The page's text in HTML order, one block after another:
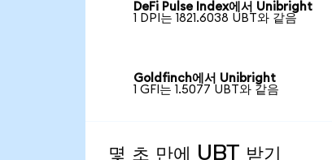
DeFi Pulse Index에서 Unibright
1 DPI는 1821.6038 UBT와 같음
Goldfinch에서 Unibright
1 GFI는 1.5077 UBT와 같음
몇 초 만에 UBT 받기